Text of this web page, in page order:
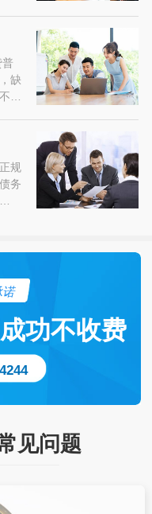
缺
不…
规
务
诺
功不收费
见问题